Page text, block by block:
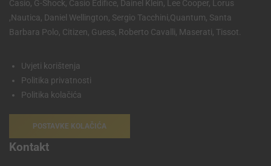
Casio, G-Shock, Casio Edifice, Dainel Klein, Lee Cooper, Lorus
,Nautica, Daniel Wellington, Sergio Tacchini,Quantum, Santa
Barbara Polo, Citizen, Guess, Roberto Cavalli, Maserati, Tissot.
Uvjeti korištenja
Politika privatnosti
Politika kolačića
POSTAVKE KOLAČIĆA
Kontakt